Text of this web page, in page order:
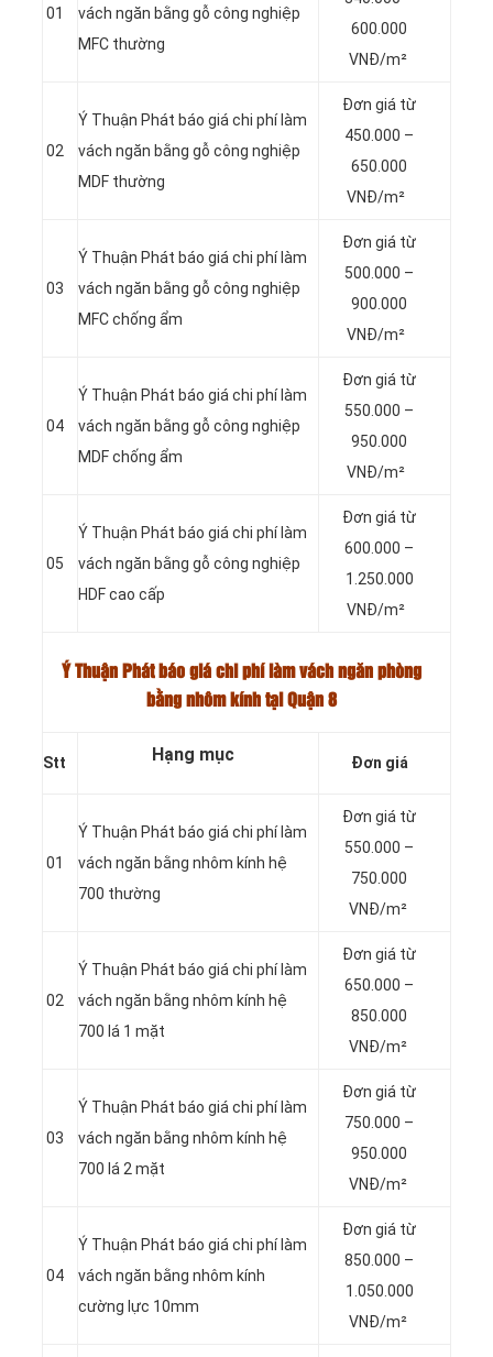
01
vách ngăn bằng gỗ công nghiệp
MFC thường
600.000
VNĐ/m²
02
Ý Thuận Phát báo giá chi phí làm
vách ngăn bằng gỗ công nghiệp
MDF thường
Đơn giá từ
450.000 –
650.000
VNĐ/m²
03
Ý Thuận Phát báo giá chi phí làm
vách ngăn bằng gỗ công nghiệp
MFC chống ẩm
Đơn giá từ
500.000 –
900.000
VNĐ/m²
04
Ý Thuận Phát báo giá chi phí làm
vách ngăn bằng gỗ công nghiệp
MDF chống ẩm
Đơn giá từ
550.000 –
950.000
VNĐ/m²
05
Ý Thuận Phát báo giá chi phí làm
vách ngăn bằng gỗ công nghiệp
HDF cao cấp
Đơn giá từ
600.000 –
1.250.000
VNĐ/m²
Ý Thuận Phát báo giá chi phí làm vách ngăn phòng
bằng nhôm kính tại Quận 8
Stt Hạng mục Đơn giá
01
Ý Thuận Phát báo giá chi phí làm
vách ngăn bằng nhôm kính hệ
700 thường
Đơn giá từ
550.000 –
750.000
VNĐ/m²
02
Ý Thuận Phát báo giá chi phí làm
vách ngăn bằng nhôm kính hệ
700 lá 1 mặt
Đơn giá từ
650.000 –
850.000
VNĐ/m²
03
Ý Thuận Phát báo giá chi phí làm
vách ngăn bằng nhôm kính hệ
700 lá 2 mặt
Đơn giá từ
750.000 –
950.000
VNĐ/m²
04
Ý Thuận Phát báo giá chi phí làm
vách ngăn bằng nhôm kính
cường lực 10mm
Đơn giá từ
850.000 –
1.050.000
VNĐ/m²